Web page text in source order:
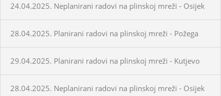
24.04.2025. Neplanirani radovi na plinskoj mreži - Osijek
28.04.2025. Planirani radovi na plinskoj mreži - Požega
29.04.2025. Planirani radovi na plinskoj mreži - Kutjevo
28.04.2025. Neplanirani radovi na plinskoj mreži - Osijek